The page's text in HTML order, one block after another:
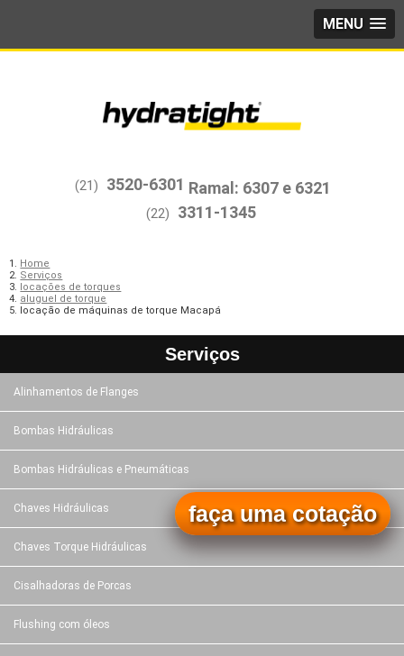
MENU
(21) 3520-6301
(22) 3311-1345
Home
Serviços
locações de torques
aluguel de torque
locação de máquinas de torque Macapá
Serviços
Alinhamentos de Flanges
Bombas Hidráulicas
Bombas Hidráulicas e Pneumáticas
Chaves Hidráulicas
Chaves Torque Hidráulicas
Cisalhadoras de Porcas
Flushing com óleos
faça uma cotação